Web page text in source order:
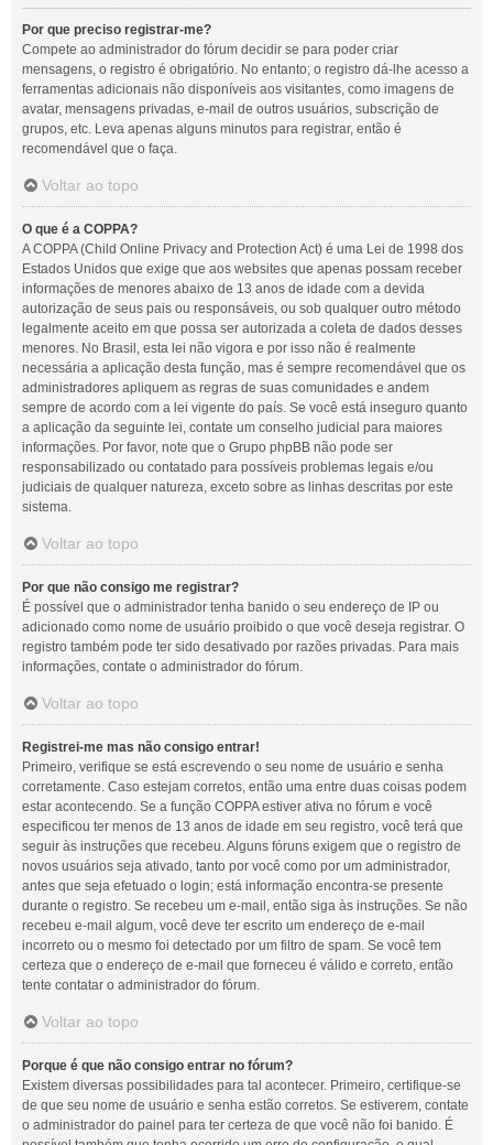
Por que preciso registrar-me?
Compete ao administrador do fórum decidir se para poder criar
mensagens, o registro é obrigatório. No entanto; o registro dá-lhe acesso a
ferramentas adicionais não disponíveis aos visitantes, como imagens de
avatar, mensagens privadas, e-mail de outros usuários, subscrição de
grupos, etc. Leva apenas alguns minutos para registrar, então é
recomendável que o faça.
Voltar ao topo
O que é a COPPA?
A COPPA (Child Online Privacy and Protection Act) é uma Lei de 1998 dos
Estados Unidos que exige que aos websites que apenas possam receber
informações de menores abaixo de 13 anos de idade com a devida
autorização de seus pais ou responsáveis, ou sob qualquer outro método
legalmente aceito em que possa ser autorizada a coleta de dados desses
menores. No Brasil, esta lei não vigora e por isso não é realmente
necessária a aplicação desta função, mas é sempre recomendável que os
administradores apliquem as regras de suas comunidades e andem
sempre de acordo com a lei vigente do país. Se você está inseguro quanto
a aplicação da seguinte lei, contate um conselho judicial para maiores
informações. Por favor, note que o Grupo phpBB não pode ser
responsabilizado ou contatado para possíveis problemas legais e/ou
judiciais de qualquer natureza, exceto sobre as linhas descritas por este
sistema.
Voltar ao topo
Por que não consigo me registrar?
É possível que o administrador tenha banido o seu endereço de IP ou
adicionado como nome de usuário proibido o que você deseja registrar. O
registro também pode ter sido desativado por razões privadas. Para mais
informações, contate o administrador do fórum.
Voltar ao topo
Registrei-me mas não consigo entrar!
Primeiro, verifique se está escrevendo o seu nome de usuário e senha
corretamente. Caso estejam corretos, então uma entre duas coisas podem
estar acontecendo. Se a função COPPA estiver ativa no fórum e você
especificou ter menos de 13 anos de idade em seu registro, você terá que
seguir às instruções que recebeu. Alguns fóruns exigem que o registro de
novos usuários seja ativado, tanto por você como por um administrador,
antes que seja efetuado o login; está informação encontra-se presente
durante o registro. Se recebeu um e-mail, então siga às instruções. Se não
recebeu e-mail algum, você deve ter escrito um endereço de e-mail
incorreto ou o mesmo foi detectado por um filtro de spam. Se você tem
certeza que o endereço de e-mail que forneceu é válido e correto, então
tente contatar o administrador do fórum.
Voltar ao topo
Porque é que não consigo entrar no fórum?
Existem diversas possibilidades para tal acontecer. Primeiro, certifique-se
de que seu nome de usuário e senha estão corretos. Se estiverem, contate
o administrador do painel para ter certeza de que você não foi banido. É